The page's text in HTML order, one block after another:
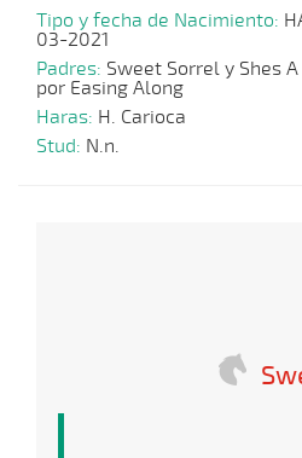
Tipo y fecha de Nacimiento:
03-2021
Padres: Sweet Sorrel y Shes
por Easing Along
Haras: H. Carioca
Stud: N.n.